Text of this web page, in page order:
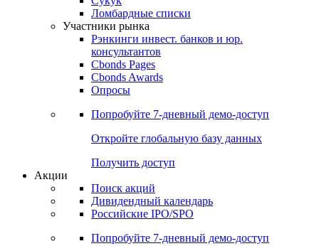
Ломбардные списки
Участники рынка
Рэнкинги инвест. банков и юр.
консультантов
Cbonds Pages
Cbonds Awards
Опросы
Попробуйте 7-дневный демо-доступ
Откройте глобальную базу данных
Получить доступ
Акции
Поиск акций
Дивидендный календарь
Российские IPO/SPO
Попробуйте 7-дневный демо-доступ